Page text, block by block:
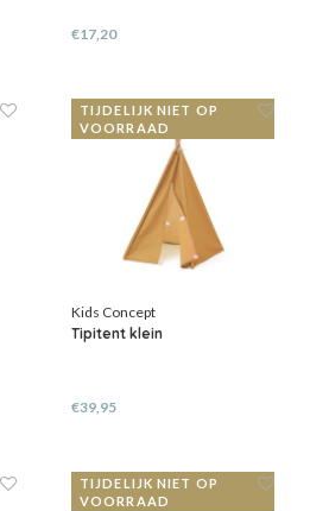
€17,20
TIJDELIJK NIET OP
VOORRAAD
Kids Concept
Tipitent klein
€39,95
TIJDELIJK NIET OP
VOORRAAD